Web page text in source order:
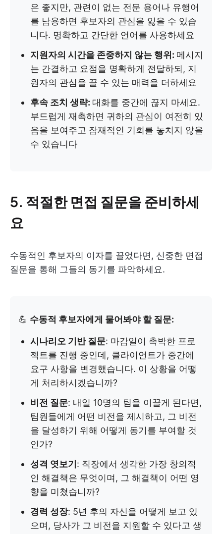
은 좋지만, 관련이 없는 전문 용어나 유행어
를 남용하면 후보자의 관심을 잃을 수 있습
니다. 명확하고 간단한 언어를 사용하세요
지원자의 시간을 존중하지 않는 행위: 메시지
는 간결하고 요점을 명확하게 전달하되, 지
원자의 관심을 끌 수 있는 매력을 더하세요
후속 조치 생략: 대화를 중간에 끊지 마세요.
부드럽게 재촉하면 귀하의 관심이 여전히 있
음을 보여주고 잠재적인 기회를 놓치지 않을
수 있습니다
5. 적절한 면접 질문을 준비하세
요
수동적인 후보자의 이자를 끌었다면, 신중한 면접
질문을 통해 그들의 동기를 파악하세요.
💪 수동적 후보자에게 물어봐야 할 질문:
시나리오 기반 질문: 마감일이 촉박한 프로
젝트를 진행 중인데, 클라이언트가 중간에
요구 사항을 변경했습니다. 이 상황을 어떻
게 처리하시겠습니까?
비전 질문: 내일 10명의 팀을 이끌게 된다면,
팀원들에게 어떤 비전을 제시하고, 그 비전
을 달성하기 위해 어떻게 동기를 부여할 것
인가?
성격 엿보기 : 직장에서 생각한 가장 창의적
인 해결책은 무엇이며, 그 해결책이 어떤 영
향을 미쳤습니까?
경력 성장: 5년 후의 자신을 어떻게 보고 있
으며, 당사가 그 비전을 지원할 수 있다고 생